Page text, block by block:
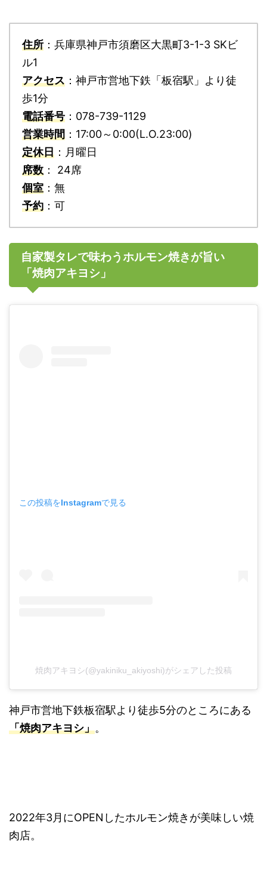
住所 ：兵庫県神戸市須磨区大黒町3-1-3 SKビ
ル1
アクセス ：神戸市営地下鉄「板宿駅」より徒
歩1分
電話番号 ：078-739-1129
営業時間 ：17:00～0:00(L.O.23:00)
定休日 ：月曜日
席数 ： 24席
個室 ：無
予約 ：可
自家製タレで味わうホルモン焼きが旨い
「焼肉アキヨシ」
この投稿をInstagramで見る
焼肉アキヨシ(@yakiniku_akiyoshi)がシェアした投稿
神戸市営地下鉄板宿駅より徒歩5分のところにある
「焼肉アキヨシ」。
2022年3月にOPENしたホルモン焼きが美味しい焼
肉店。